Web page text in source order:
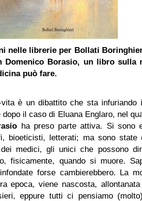
nelle librerie per Bollati
Domenico Borasio, un libro sulla
può fare.
è un dibattito che sta infuriando
dopo il caso di Eluana Englaro, nel
ha preso parte attiva. Si sono
bioeticisti, letterati; ma sono state
medici, gli unici che possono
fisicamente, quando si muore.
forse cambierebbero. La
epoca, viene nascosta,
eppure tutti ci pensiamo